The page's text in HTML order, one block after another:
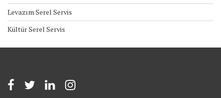
Levazım Serel Servis
Kültür Serel Servis